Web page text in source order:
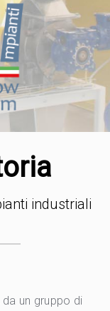
industriali
da un gruppo di